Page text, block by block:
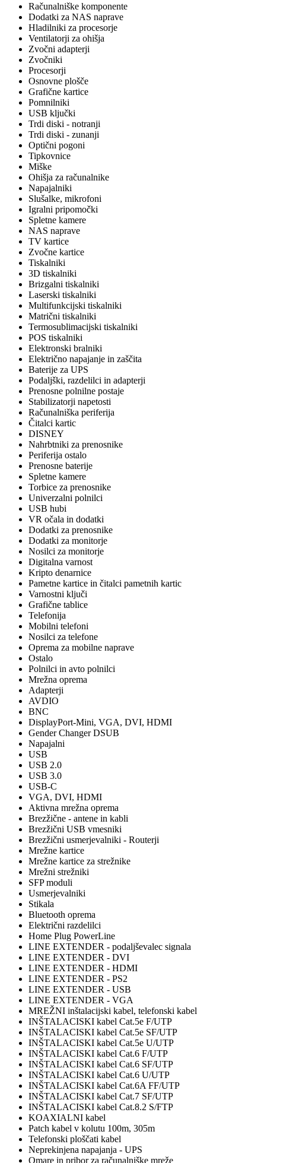
Računalniške komponente
Dodatki za NAS naprave
Hladilniki za procesorje
Ventilatorji za ohišja
Zvočni adapterji
Zvočniki
Procesorji
Osnovne plošče
Grafične kartice
Pomnilniki
USB ključki
Trdi diski - notranji
Trdi diski - zunanji
Optični pogoni
Tipkovnice
Miške
Ohišja za računalnike
Napajalniki
Slušalke, mikrofoni
Igralni pripomočki
Spletne kamere
NAS naprave
TV kartice
Zvočne kartice
Tiskalniki
3D tiskalniki
Brizgalni tiskalniki
Laserski tiskalniki
Multifunkcijski tiskalniki
Matrični tiskalniki
Termosublimacijski tiskalniki
POS tiskalniki
Elektronski bralniki
Električno napajanje in zaščita
Baterije za UPS
Podaljški, razdelilci in adapterji
Prenosne polnilne postaje
Stabilizatorji napetosti
Računalniška periferija
Čitalci kartic
DISNEY
Nahrbtniki za prenosnike
Periferija ostalo
Prenosne baterije
Spletne kamere
Torbice za prenosnike
Univerzalni polnilci
USB hubi
VR očala in dodatki
Dodatki za prenosnike
Dodatki za monitorje
Nosilci za monitorje
Digitalna varnost
Kripto denarnice
Pametne kartice in čitalci pametnih kartic
Varnostni ključi
Grafične tablice
Telefonija
Mobilni telefoni
Nosilci za telefone
Oprema za mobilne naprave
Ostalo
Polnilci in avto polnilci
Mrežna oprema
Adapterji
AVDIO
BNC
DisplayPort-Mini, VGA, DVI, HDMI
Gender Changer DSUB
Napajalni
USB
USB 2.0
USB 3.0
USB-C
VGA, DVI, HDMI
Aktivna mrežna oprema
Brezžične - antene in kabli
Brezžični USB vmesniki
Brezžični usmerjevalniki - Routerji
Mrežne kartice
Mrežne kartice za strežnike
Mrežni strežniki
SFP moduli
Usmerjevalniki
Stikala
Bluetooth oprema
Električni razdelilci
Home Plug PowerLine
LINE EXTENDER - podaljševalec signala
LINE EXTENDER - DVI
LINE EXTENDER - HDMI
LINE EXTENDER - PS2
LINE EXTENDER - USB
LINE EXTENDER - VGA
MREŽNI inštalacijski kabel, telefonski kabel
INŠTALACISKI kabel Cat.5e F/UTP
INŠTALACISKI kabel Cat.5e SF/UTP
INŠTALACISKI kabel Cat.5e U/UTP
INŠTALACISKI kabel Cat.6 F/UTP
INŠTALACISKI kabel Cat.6 SF/UTP
INŠTALACISKI kabel Cat.6 U/UTP
INŠTALACISKI kabel Cat.6A FF/UTP
INŠTALACISKI kabel Cat.7 SF/UTP
INŠTALACISKI kabel Cat.8.2 S/FTP
KOAXIALNI kabel
Patch kabel v kolutu 100m, 305m
Telefonski ploščati kabel
Neprekinjena napajanja - UPS
Omare in pribor za računalniške mreže